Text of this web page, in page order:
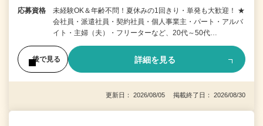
応募資格
未経験OK＆年齢不問！夏休みの1回きり・単発も大歓迎！ ★
会社員・派遣社員・契約社員・個人事業主・パート・アルバ
イト・主婦（夫）・フリーターなど、20代～50代…
後で見る 詳細を見る
更新日： 2026/08/05 掲載終了日： 2026/08/30